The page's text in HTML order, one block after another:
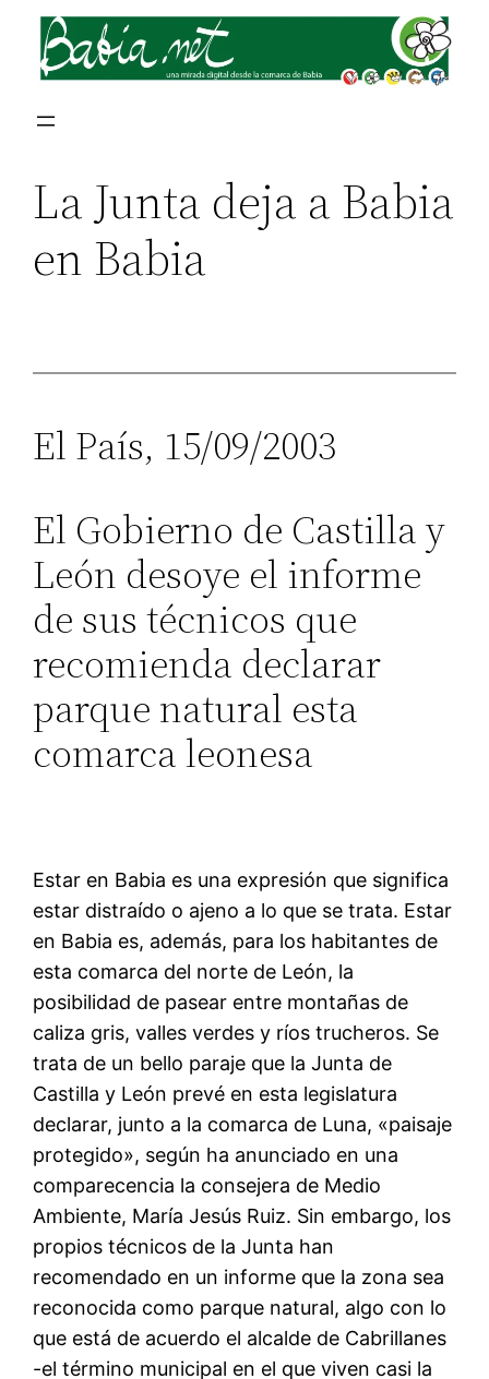
La Junta deja a Babia
en Babia
El País, 15/09/2003
El Gobierno de Castilla y
León desoye el informe
de sus técnicos que
recomienda declarar
parque natural esta
comarca leonesa
Estar en Babia es una expresión que significa
estar distraído o ajeno a lo que se trata. Estar
en Babia es, además, para los habitantes de
esta comarca del norte de León, la
posibilidad de pasear entre montañas de
caliza gris, valles verdes y ríos trucheros. Se
trata de un bello paraje que la Junta de
Castilla y León prevé en esta legislatura
declarar, junto a la comarca de Luna, «paisaje
protegido», según ha anunciado en una
comparecencia la consejera de Medio
Ambiente, María Jesús Ruiz. Sin embargo, los
propios técnicos de la Junta han
recomendado en un informe que la zona sea
reconocida como parque natural, algo con lo
que está de acuerdo el alcalde de Cabrillanes
-el término municipal en el que viven casi la